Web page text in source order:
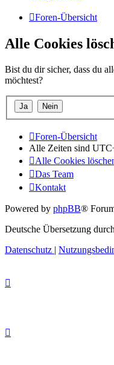
Foren-Übersicht
Alle Cookies
Bist du dir sicher, dass du
möchtest?
Foren-Übersicht
Alle Zeiten sind
Alle Cookies
Das Team
Kontakt
Powered by phpBB®
Deutsche Übersetzung
Datenschutz |